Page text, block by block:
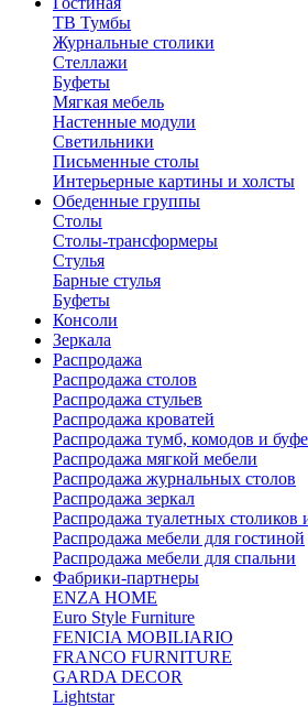
ТВ Тумбы
Журнальные столики
Стеллажи
Буфеты
Мягкая мебель
Настенные модули
Светильники
Письменные столы
Интерьерные картины и холсты
Обеденные группы
Столы
Столы-трансформеры
Стулья
Барные стулья
Буфеты
Консоли
Зеркала
Распродажа
Распродажа столов
Распродажа стульев
Распродажа кроватей
Распродажа тумб, комодов и
Распродажа мягкой мебели
Распродажа журнальных столов
Распродажа зеркал
Распродажа туалетных столиков
Распродажа мебели для гостиной
Распродажа мебели для спальни
Фабрики-партнеры
ENZA HOME
Euro Style Furniture
FENICIA MOBILIARIO
FRANCO FURNITURE
GARDA DECOR
Lightstar